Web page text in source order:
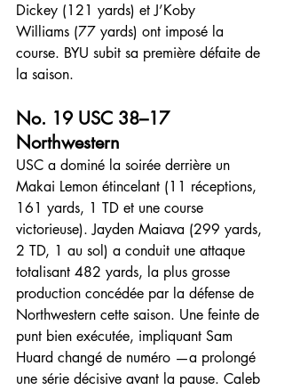
Dickey (121 yards) et J’Koby
Williams (77 yards) ont imposé la
course. BYU subit sa première défaite de
la saison.
No. 19 USC 38–17
Northwestern
USC a dominé la soirée derrière un
Makai Lemon étincelant (11 réceptions,
161 yards, 1 TD et une course
victorieuse). Jayden Maiava (299 yards,
2 TD, 1 au sol) a conduit une attaque
totalisant 482 yards, la plus grosse
production concédée par la défense de
Northwestern cette saison. Une feinte de
punt bien exécutée, impliquant Sam
Huard changé de numéro —a prolongé
une série décisive avant la pause. Caleb